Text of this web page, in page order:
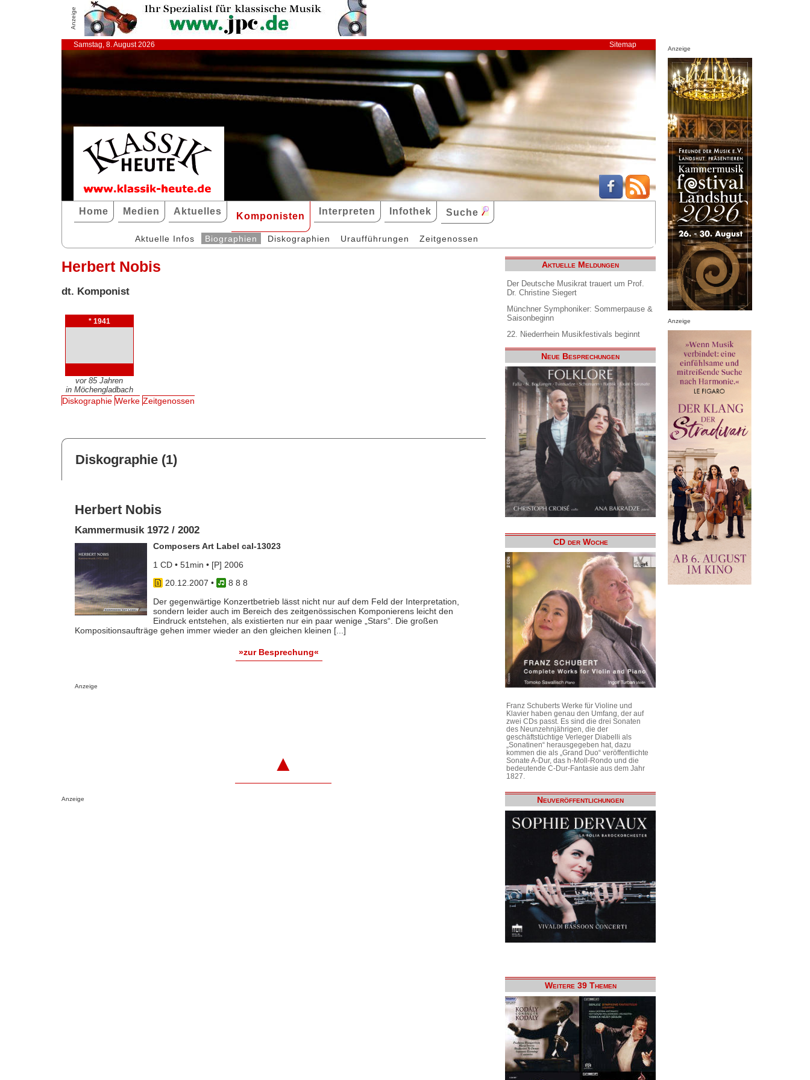
Anzeige
Samstag, 8. August 2026 Sitemap
Home Medien Aktuelles Komponisten Interpreten Infothek Suche
Aktuelle Infos Biographien Diskographien Uraufführungen Zeitgenossen
Herbert Nobis
dt. Komponist
* 1941
vor 85 Jahren
in Möchengladbach
Diskographie Werke Zeitgenossen
Diskographie (1)
Herbert Nobis
Kammermusik 1972 / 2002
Composers Art Label cal-13023
1 CD • 51min • [P] 2006
20.12.2007 •
8 8 8
Der gegenwärtige Konzertbetrieb lässt nicht nur auf dem Feld der Interpretation,
sondern leider auch im Bereich des zeitgenössischen Komponierens leicht den
Eindruck entstehen, als existierten nur ein paar wenige „Stars“. Die großen
Kompositionsaufträge gehen immer wieder an den gleichen kleinen [...]
»zur Besprechung«
Anzeige
▲
Anzeige
Aktuelle Meldungen
Der Deutsche Musikrat trauert um Prof.
Dr. Christine Siegert
Münchner Symphoniker: Sommerpause &
Saisonbeginn
22. Niederrhein Musikfestivals beginnt
Neue Besprechungen
CD der Woche
Franz Schuberts Werke für Violine und
Klavier haben genau den Umfang, der auf
zwei CDs passt. Es sind die drei Sonaten
des Neunzehnjährigen, die der
geschäftstüchtige Verleger Diabelli als
„Sonatinen“ herausgegeben hat, dazu
kommen die als „Grand Duo“ veröffentlichte
Sonate A-Dur, das h-Moll-Rondo und die
bedeutende C-Dur-Fantasie aus dem Jahr
1827.
Neuveröffentlichungen
Weitere 39 Themen
Anzeige
Anzeige